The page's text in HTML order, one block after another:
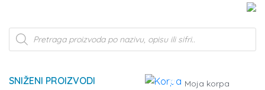
Products
search
SNIŽENI PROIZVODI
0 Moja korpa